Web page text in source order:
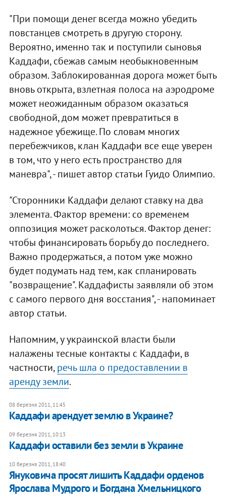
"При помощи денег всегда можно убедить
повстанцев смотреть в другую сторону.
Вероятно, именно так и поступили сыновья
Каддафи, сбежав самым необыкновенным
образом. Заблокированная дорога может быть
вновь открыта, взлетная полоса на аэродроме
может неожиданным образом оказаться
свободной, дом может превратиться в
надежное убежище. По словам многих
перебежчиков, клан Каддафи все еще уверен
в том, что у него есть пространство для
маневра", - пишет автор статьи Гуидо Олимпио.
"Сторонники Каддафи делают ставку на два
элемента. Фактор времени: со временем
оппозиция может расколоться. Фактор денег:
чтобы финансировать борьбу до последнего.
Важно продержаться, а потом уже можно
будет подумать над тем, как спланировать
"возвращение". Каддафисты заявляли об этом
с самого первого дня восстания", - напоминает
автор статьи.
Напомним, у украинской власти были
налажены тесные контакты с Каддафи, в
частности,речь шла о предоставлении в
аренду земли.
08 березня 2011, 11:45
Каддафи арендует землю в Украине?
09 березня 2011, 10:13
Каддафи оставили без земли в Украине
10 березня 2011, 18:40
Януковича просят лишить Каддафи орденов
Ярослава Мудрого и Богдана Хмельницкого